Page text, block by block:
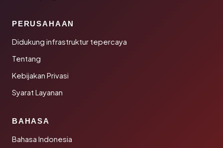
PERUSAHAAN
Didukung infrastruktur tepercaya
Tentang
Kebijakan Privasi
Syarat Layanan
BAHASA
Bahasa Indonesia